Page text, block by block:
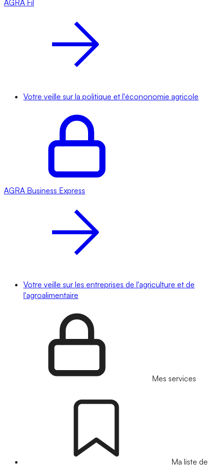
AGRA Fil
Votre veille sur la politique et l'écononomie agricole
AGRA Business Express
Votre veille sur les entreprises de l'agriculture et de
l'agroalimentaire
Mes services
Ma liste de